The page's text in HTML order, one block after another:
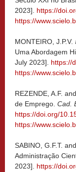
2023]. https://
https://
MONTEIRO,
Uma Abordagem
July 2023]. https://
https://
REZENDE, A.F.
de Emprego. Cad.
https://doi.org/
https://
SABINO, G.F.T.
Administração
2023]. https://